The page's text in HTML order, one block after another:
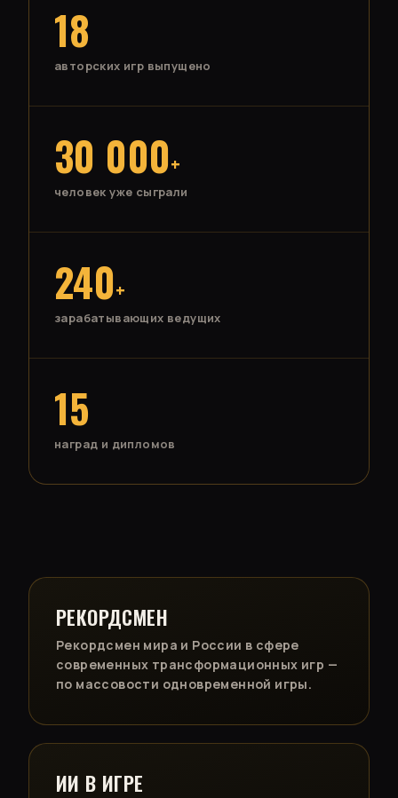
18
авторских игр выпущено
30 000+
человек уже сыграли
240+
зарабатывающих ведущих
15
наград и дипломов
РЕКОРДСМЕН
Рекордсмен мира и России в сфере
современных трансформационных игр —
по массовости одновременной игры.
ИИ В ИГРЕ